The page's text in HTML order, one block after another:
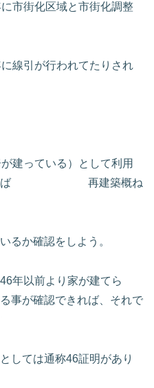
市街化区域と市街化調整
線引が行われてたりされ
建っている）として利用
できれば 再建築概ね
るか確認をしよう。
年以前より家が建てら
事が確認できれば、それで
しては通称46証明があり